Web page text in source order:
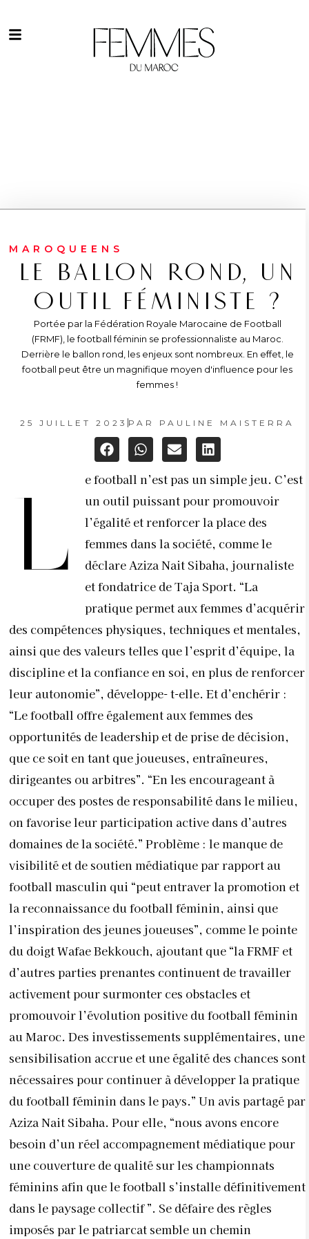
MAROQUEENS
LE BALLON ROND, UN
OUTIL FÉMINISTE ?
Portée par la Fédération Royale Marocaine de Football
(FRMF), le football féminin se professionnaliste au Maroc.
Derrière le ballon rond, les enjeux sont nombreux. En effet, le
football peut être un magnifique moyen d'influence pour les
femmes !
25 JUILLET 2023 PAR PAULINE MAISTERRA
L
e football n’est pas un simple jeu. C’est
un outil puissant pour promouvoir
l’égalité et renforcer la place des
femmes dans la société, comme le
déclare Aziza Nait Sibaha, journaliste
et fondatrice de Taja Sport. “La
pratique permet aux femmes d’acquérir
des compétences physiques, techniques et mentales,
ainsi que des valeurs telles que l’esprit d’équipe, la
discipline et la confiance en soi, en plus de renforcer
leur autonomie”, développe- t-elle. Et d’enchérir :
“Le football offre également aux femmes des
opportunités de leadership et de prise de décision,
que ce soit en tant que joueuses, entraîneures,
dirigeantes ou arbitres”. “En les encourageant à
occuper des postes de responsabilité dans le milieu,
on favorise leur participation active dans d’autres
domaines de la société.” Problème : le manque de
visibilité et de soutien médiatique par rapport au
football masculin qui “peut entraver la promotion et
la reconnaissance du football féminin, ainsi que
l’inspiration des jeunes joueuses”, comme le pointe
du doigt Wafae Bekkouch, ajoutant que “la FRMF et
d’autres parties prenantes continuent de travailler
activement pour surmonter ces obstacles et
promouvoir l’évolution positive du football féminin
au Maroc. Des investissements supplémentaires, une
sensibilisation accrue et une égalité des chances sont
nécessaires pour continuer à développer la pratique
du football féminin dans le pays.” Un avis partagé par
Aziza Nait Sibaha. Pour elle, “nous avons encore
besoin d’un réel accompagnement médiatique pour
une couverture de qualité sur les championnats
féminins afin que le football s’installe définitivement
dans le paysage collectif ”. Se défaire des règles
imposés par le patriarcat semble un chemin